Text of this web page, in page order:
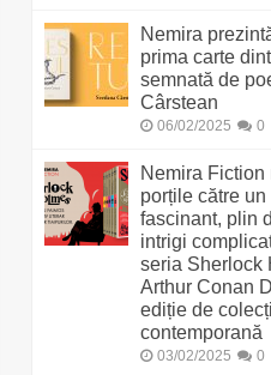
Nemira
prima carte
semnată de
Cârstean
06/02/2025 0
Nemira
porțile către
fascinant, plin
intrigi
seria Sherlock
Arthur Conan
ediție de
contemporană
03/02/2025 0